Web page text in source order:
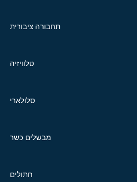
תחבורה ציבורית
טלוויזיה
סלולארי
מבשלים כשר
חתולים